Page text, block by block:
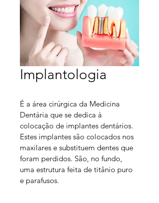
Implantologia
É a área cirúrgica da Medicina
Dentária que se dedica à
colocação de implantes dentários.
Estes implantes são colocados nos
maxilares e substituem dentes que
foram perdidos. São, no fundo,
uma estrutura feita de titânio puro
e parafusos.